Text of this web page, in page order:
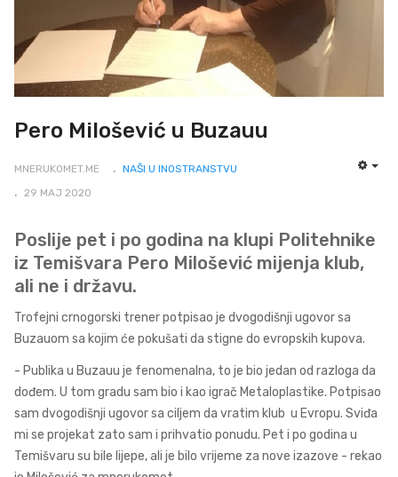
Pero Milošević u Buzauu
MNERUKOMET.ME
NAŠI U INOSTRANSTVU
29 MAJ 2020
Poslije pet i po godina na klupi Politehnike
iz Temišvara Pero Milošević mijenja klub,
ali ne i državu.
Trofejni crnogorski trener potpisao je dvogodišnji ugovor sa
Buzauom sa kojim će pokušati da stigne do evropskih kupova.
- Publika u Buzauu je fenomenalna, to je bio jedan od razloga da
dođem. U tom gradu sam bio i kao igrač Metaloplastike. Potpisao
sam dvogodišnji ugovor sa ciljem da vratim klub u Evropu. Sviđa
mi se projekat zato sam i prihvatio ponudu. Pet i po godina u
Temišvaru su bile lijepe, ali je bilo vrijeme za nove izazove - rekao